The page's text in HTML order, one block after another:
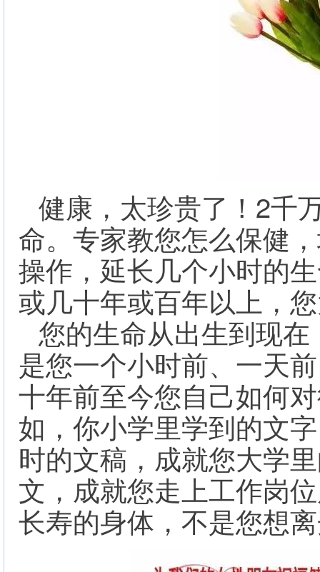
健康，太珍贵了！ 2千
命。专家教您怎么保健
操作，延长几个小时的
或几十年或百年以上，
您的生命从出生到现
是您一个小时前、一天
十年前至今您自己如何
如，你小学里学到的文
时的文稿，成就您大学
文，成就您走上工作岗
长寿的身体，不是您想